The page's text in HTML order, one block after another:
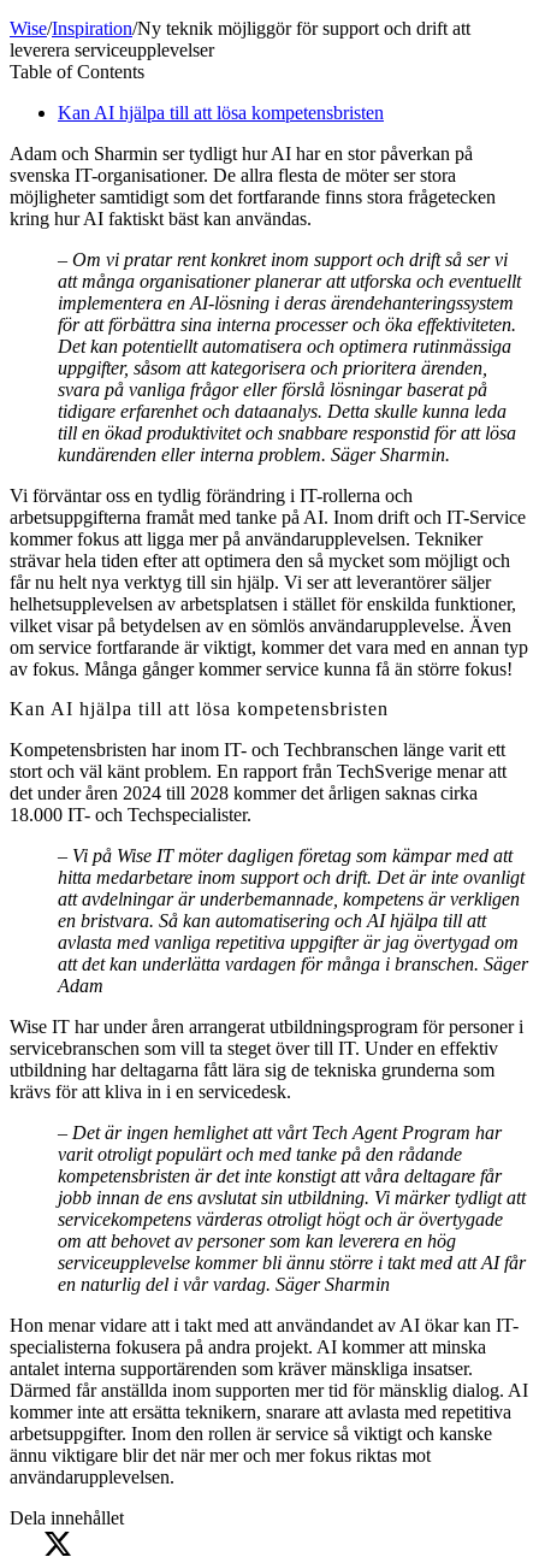
Wise/Inspiration/Ny teknik möjliggör för support och drift att
leverera serviceupplevelser
Table of Contents
Kan AI hjälpa till att lösa kompetensbristen
Adam och Sharmin ser tydligt hur AI har en stor påverkan på
svenska IT-organisationer. De allra flesta de möter ser stora
möjligheter samtidigt som det fortfarande finns stora frågetecken
kring hur AI faktiskt bäst kan användas.
– Om vi pratar rent konkret inom support och drift så ser vi
att många organisationer planerar att utforska och eventuellt
implementera en AI-lösning i deras ärendehanteringssystem
för att förbättra sina interna processer och öka effektiviteten.
Det kan potentiellt automatisera och optimera rutinmässiga
uppgifter, såsom att kategorisera och prioritera ärenden,
svara på vanliga frågor eller förslå lösningar baserat på
tidigare erfarenhet och dataanalys. Detta skulle kunna leda
till en ökad produktivitet och snabbare responstid för att lösa
kundärenden eller interna problem. Säger Sharmin.
Vi förväntar oss en tydlig förändring i IT-rollerna och
arbetsuppgifterna framåt med tanke på AI. Inom drift och IT-Service
kommer fokus att ligga mer på användarupplevelsen. Tekniker
strävar hela tiden efter att optimera den så mycket som möjligt och
får nu helt nya verktyg till sin hjälp. Vi ser att leverantörer säljer
helhetsupplevelsen av arbetsplatsen i stället för enskilda funktioner,
vilket visar på betydelsen av en sömlös användarupplevelse. Även
om service fortfarande är viktigt, kommer det vara med en annan typ
av fokus. Många gånger kommer service kunna få än större fokus!
Kan AI hjälpa till att lösa kompetensbristen
Kompetensbristen har inom IT- och Techbranschen länge varit ett
stort och väl känt problem. En rapport från TechSverige menar att
det under åren 2024 till 2028 kommer det årligen saknas cirka
18.000 IT- och Techspecialister.
– Vi på Wise IT möter dagligen företag som kämpar med att
hitta medarbetare inom support och drift. Det är inte ovanligt
att avdelningar är underbemannade, kompetens är verkligen
en bristvara. Så kan automatisering och AI hjälpa till att
avlasta med vanliga repetitiva uppgifter är jag övertygad om
att det kan underlätta vardagen för många i branschen. Säger
Adam
Wise IT har under åren arrangerat utbildningsprogram för personer i
servicebranschen som vill ta steget över till IT. Under en effektiv
utbildning har deltagarna fått lära sig de tekniska grunderna som
krävs för att kliva in i en servicedesk.
– Det är ingen hemlighet att vårt Tech Agent Program har
varit otroligt populärt och med tanke på den rådande
kompetensbristen är det inte konstigt att våra deltagare får
jobb innan de ens avslutat sin utbildning. Vi märker tydligt att
servicekompetens värderas otroligt högt och är övertygade
om att behovet av personer som kan leverera en hög
serviceupplevelse kommer bli ännu större i takt med att AI får
en naturlig del i vår vardag. Säger Sharmin
Hon menar vidare att i takt med att användandet av AI ökar kan IT-
specialisterna fokusera på andra projekt. AI kommer att minska
antalet interna supportärenden som kräver mänskliga insatser.
Därmed får anställda inom supporten mer tid för mänsklig dialog. AI
kommer inte att ersätta teknikern, snarare att avlasta med repetitiva
arbetsuppgifter. Inom den rollen är service så viktigt och kanske
ännu viktigare blir det när mer och mer fokus riktas mot
användarupplevelsen.
Dela innehållet